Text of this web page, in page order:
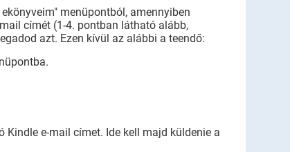
menüpontból, amennyiben
címét (1-4. pontban látható alább,
azt. Ezen kívül az alábbi a teendő:
Kindle e-mail címet. Ide kell majd küldenie a